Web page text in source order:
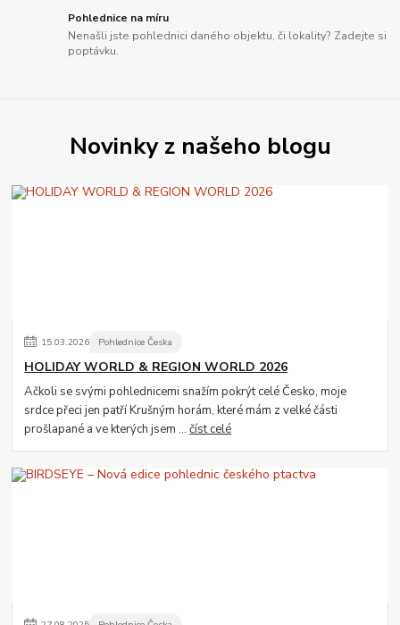
Pohlednice na míru
Nenašli jste pohlednici daného objektu, či lokality? Zadejte si
poptávku.
Novinky z našeho blogu
15.03.2026 Pohlednice Česka
HOLIDAY WORLD & REGION WORLD 2026
Ačkoli se svými pohlednicemi snažím pokrýt celé Česko, moje
srdce přeci jen patří Krušným horám, které mám z velké části
prošlapané a ve kterých jsem ...číst celé